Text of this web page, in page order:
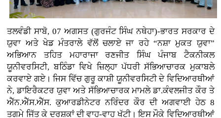
ਤਲਵੰਡੀ ਸਾਬੋ, 07 ਅਗਸਤ (ਗੁਰਜੰਟ ਸਿੰਘ ਨਥੇਹਾ)-ਭਾਰਤ ਸਰਕਾਰ ਦੇ
ਯੁਵਾ ਅਤੇ ਖੇਡ ਮੰਤਰਾਲੇ ਵੱਲੋਂ ਚਲਾਏ ਜਾ ਰਹੇ “ਨਸ਼ਾ ਮੁਕਤ ਯੁਵਾ”
ਅਭਿਆਨ ਤਹਿਤ ਮਹਾਰਾਜਾ ਰਣਜੀਤ ਸਿੰਘ ਪੰਜਾਬ ਟੈਕਨੀਕਲ
ਯੂਨੀਵਰਸਿਟੀ, ਬਠਿੰਡਾ ਵਿਖੇ ਜ਼ਿਲ੍ਹਾ ਪੱਧਰੀ ਸੱਭਿਆਚਾਰਕ ਮੁਕਾਬਲੇ
ਕਰਵਾਏ ਗਏ। ਜਿਸ ਵਿੱਚ ਗੁਰੂ ਕਾਸ਼ੀ ਯੂਨੀਵਰਸਿਟੀ ਦੇ ਵਿਦਿਆਰਥੀਆਂ
ਨੇ, ਡਾਇਰੈਕਟਰ ਯੁਵਾ ਅਤੇ ਸੱਭਿਆਚਾਰਕ ਮਾਮਲੇ ਡਾ.ਕੰਵਲਜੀਤ ਕੌਰ ਤੇ
ਐੱਨ.ਐੱਸ.ਐੱਸ. ਕੁਆਰਡੀਨੇਟਰ ਨਰਿੰਦਰ ਕੌਰ ਦੀ ਅਗਵਾਈ ਹੇਠ 8
ਤਗਮੇ ਜਿੱਤ ਕੇ ਦਰਸ਼ਕਾਂ ਦੀ ਵਾਹ-ਵਾਹ ਖੱਟੀ। ਇਸ ਮੌਕੇ ਵਿਦਿਆਰਥੀਆਂ